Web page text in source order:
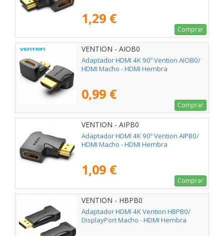
1,29 €
Comprar
VENTION - AIOB0
Adaptador HDMI 4K 90º Vention AIOB0/
HDMI Macho - HDMI Hembra
0,99 €
Comprar
VENTION - AIPB0
Adaptador HDMI 4K 90º Vention AIPB0/
HDMI Macho - HDMI Hembra
1,09 €
Comprar
VENTION - HBPB0
Adaptador HDMI 4K Vention HBPB0/
DisplayPort Macho - HDMI Hembra